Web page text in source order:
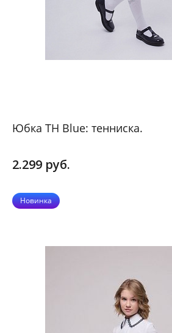
Юбка ТН Blue: тенниска.
2.299 руб.
Новинка